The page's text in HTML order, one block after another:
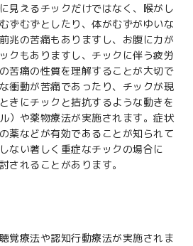
見えるチックだけではなく、喉がし
ずむずとしたり、体がむずがゆいな
兆の苦痛もありますし、お腹に力が
クもありますし、チックに伴う疲労
苦痛の性質を理解することが大切で
衝動が苦痛であったり、チックが現
きにチックと拮抗するような動きを
）や薬物療法が実施されます。症状
薬などが有効であることが知られて
ない著しく重症なチックの場合に
されることがあります。
覚療法や認知行動療法が実施されま